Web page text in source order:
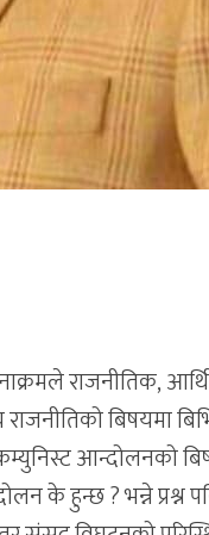
राजनीतिक,
राजनीतिको
आन्दोलनको
के हुन्छ ? भन्ने प्रश्न